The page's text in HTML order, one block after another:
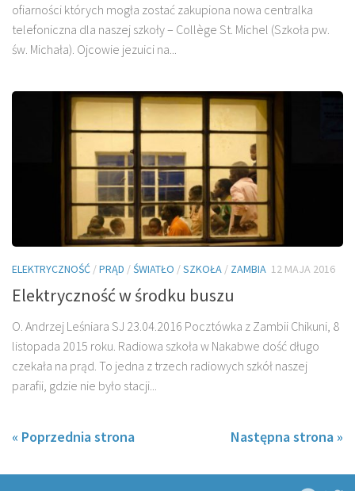
ofiarności których mogła zostać zakupiona nowa centralka
telefoniczna dla naszej szkoły – Collège St. Michel (Szkoła pw.
św. Michała). Ojcowie jezuici na...
ELEKTRYCZNOŚĆ /PRĄD /ŚWIATŁO /SZKOŁA / ZAMBIA 12 MAJA 2016
Elektryczność w środku buszu
O. Andrzej Leśniara SJ 23.04.2016 Pocztówka z Zambii Chikuni, 8
listopada 2015 roku. Radiowa szkoła w Nakabwe dość długo
czekała na prąd. To jedna z trzech radiowych szkół naszej
parafii, gdzie nie było stacji...
« Poprzednia strona Następna strona »